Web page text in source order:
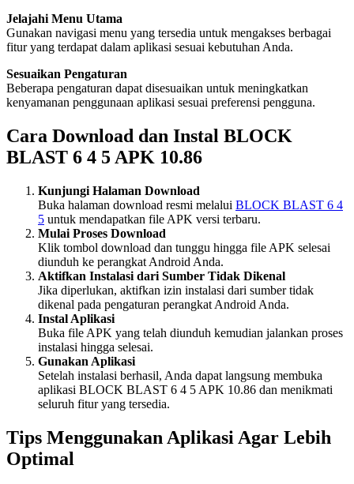
Jelajahi Menu Utama
Gunakan navigasi menu yang tersedia untuk mengakses berbagai
fitur yang terdapat dalam aplikasi sesuai kebutuhan Anda.
Sesuaikan Pengaturan
Beberapa pengaturan dapat disesuaikan untuk meningkatkan
kenyamanan penggunaan aplikasi sesuai preferensi pengguna.
Cara Download dan Instal BLOCK
BLAST 6 4 5 APK 10.86
Kunjungi Halaman Download
Buka halaman download resmi melalui BLOCK BLAST 6 4
5 untuk mendapatkan file APK versi terbaru.
Mulai Proses Download
Klik tombol download dan tunggu hingga file APK selesai
diunduh ke perangkat Android Anda.
Aktifkan Instalasi dari Sumber Tidak Dikenal
Jika diperlukan, aktifkan izin instalasi dari sumber tidak
dikenal pada pengaturan perangkat Android Anda.
Instal Aplikasi
Buka file APK yang telah diunduh kemudian jalankan proses
instalasi hingga selesai.
Gunakan Aplikasi
Setelah instalasi berhasil, Anda dapat langsung membuka
aplikasi BLOCK BLAST 6 4 5 APK 10.86 dan menikmati
seluruh fitur yang tersedia.
Tips Menggunakan Aplikasi Agar Lebih
Optimal